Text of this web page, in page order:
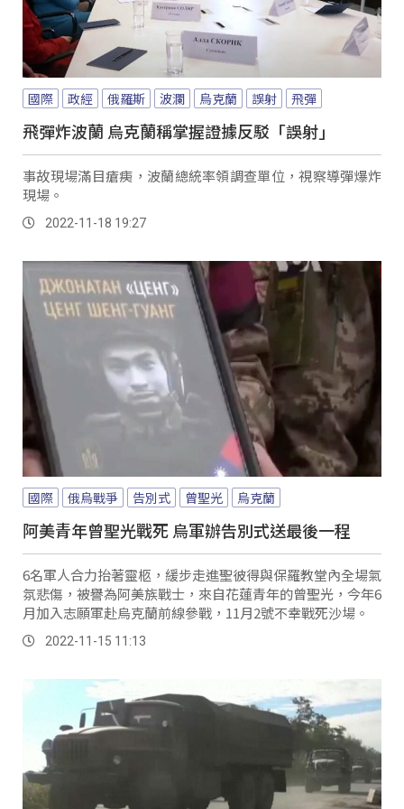
國際 政經 俄羅斯 波瀾 烏克蘭 誤射 飛彈
飛彈炸波蘭 烏克蘭稱掌握證據反駁「誤射」
事故現場滿目瘡痍，波蘭總統率領調查單位，視察導彈爆炸
現場。
2022-11-18 19:27
國際 俄烏戰爭 告別式 曾聖光 烏克蘭
阿美青年曾聖光戰死 烏軍辦告別式送最後一程
6名軍人合力抬著靈柩，緩步走進聖彼得與保羅教堂內全場氣
氛悲傷，被譽為阿美族戰士，來自花蓮青年的曾聖光，今年6
月加入志願軍赴烏克蘭前線參戰，11月2號不幸戰死沙場。
2022-11-15 11:13